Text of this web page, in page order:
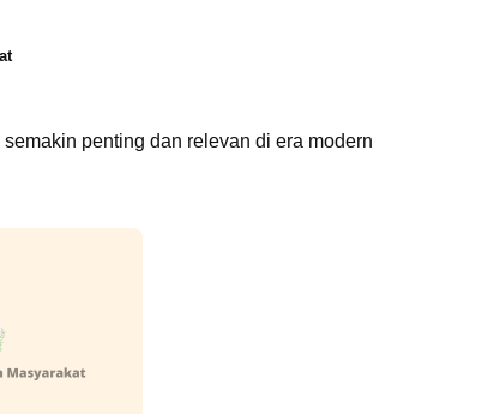
penting dan relevan di era modern